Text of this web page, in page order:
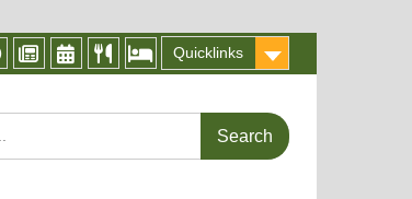
Quicklinks
FrogblogKalenderSpeiseplanAbwesenheitsmeldung